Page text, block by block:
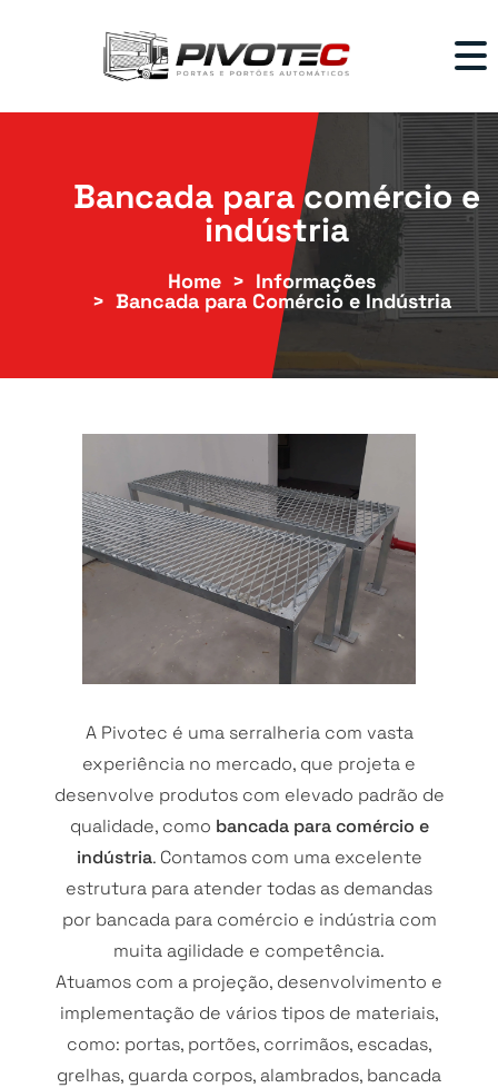
Bancada para comércio e
indústria
Home Informações
Bancada para Comércio e Indústria
A Pivotec é uma serralheria com vasta
experiência no mercado, que projeta e
desenvolve produtos com elevado padrão de
qualidade, como bancada para comércio e
indústria. Contamos com uma excelente
estrutura para atender todas as demandas
por bancada para comércio e indústria com
muita agilidade e competência.
Atuamos com a projeção, desenvolvimento e
implementação de vários tipos de materiais,
como: portas, portões, corrimãos, escadas,
grelhas, guarda corpos, alambrados, bancada